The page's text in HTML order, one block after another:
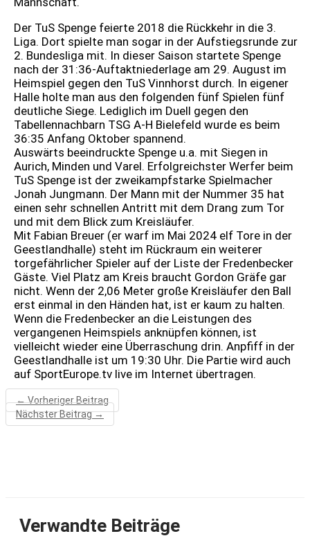
Der TuS Spenge feierte 2018 die Rückkehr in die 3.
Liga. Dort spielte man sogar in der Aufstiegsrunde zur
2. Bundesliga mit. In dieser Saison startete Spenge
nach der 31:36-Auftaktniederlage am 29. August im
Heimspiel gegen den TuS Vinnhorst durch. In eigener
Halle holte man aus den folgenden fünf Spielen fünf
deutliche Siege. Lediglich im Duell gegen den
Tabellennachbarn TSG A-H Bielefeld wurde es beim
36:35 Anfang Oktober spannend.
Auswärts beeindruckte Spenge u.a. mit Siegen in
Aurich, Minden und Varel. Erfolgreichster Werfer beim
TuS Spenge ist der zweikampfstarke Spielmacher
Jonah Jungmann. Der Mann mit der Nummer 35 hat
einen sehr schnellen Antritt mit dem Drang zum Tor
und mit dem Blick zum Kreisläufer.
Mit Fabian Breuer (er warf im Mai 2024 elf Tore in der
Geestlandhalle) steht im Rückraum ein weiterer
torgefährlicher Spieler auf der Liste der Fredenbecker
Gäste. Viel Platz am Kreis braucht Gordon Gräfe gar
nicht. Wenn der 2,06 Meter große Kreisläufer den Ball
erst einmal in den Händen hat, ist er kaum zu halten.
Wenn die Fredenbecker an die Leistungen des
vergangenen Heimspiels anknüpfen können, ist
vielleicht wieder eine Überraschung drin. Anpfiff in der
Geestlandhalle ist um 19:30 Uhr. Die Partie wird auch
auf SportEurope.tv live im Internet übertragen.
←Vorheriger Beitrag
Nächster Beitrag→
Verwandte Beiträge